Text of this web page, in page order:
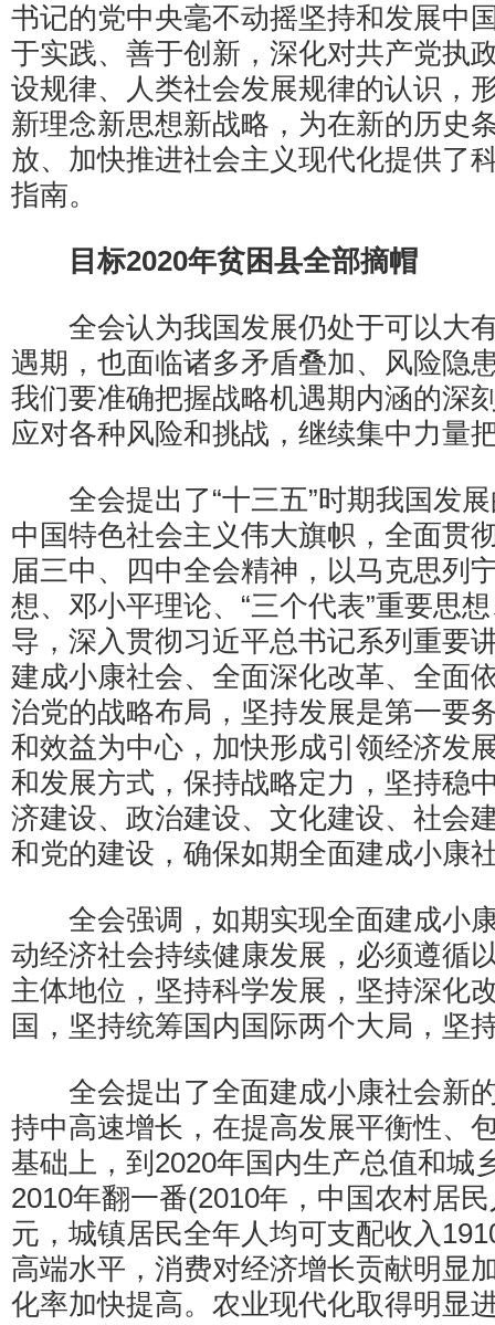
书记的党中央毫不动摇坚持和发展中
于实践、善于创新，深化对共产党执
设规律、人类社会发展规律的认识，
新理念新思想新战略，为在新的历史
放、加快推进社会主义现代化提供了
指南。
目标2020年贫困县全部摘帽
全会认为我国发展仍处于可以大
遇期，也面临诸多矛盾叠加、风险隐
我们要准确把握战略机遇期内涵的深
应对各种风险和挑战，继续集中力量
全会提出了“十三五”时期我国发展
中国特色社会主义伟大旗帜，全面贯
届三中、四中全会精神，以马克思列
想、邓小平理论、“三个代表”重要思
导，深入贯彻习近平总书记系列重要
建成小康社会、全面深化改革、全面
治党的战略布局，坚持发展是第一要
和效益为中心，加快形成引领经济发
和发展方式，保持战略定力，坚持稳
济建设、政治建设、文化建设、社会
和党的建设，确保如期全面建成小康
全会强调，如期实现全面建成小
动经济社会持续健康发展，必须遵循
主体地位，坚持科学发展，坚持深化
国，坚持统筹国内国际两个大局，坚
全会提出了全面建成小康社会新
持中高速增长，在提高发展平衡性、
基础上，到2020年国内生产总值和城
2010年翻一番(2010年，中国农村居
元，城镇居民全年人均可支配收入
高端水平，消费对经济增长贡献明显
化率加快提高。农业现代化取得明显